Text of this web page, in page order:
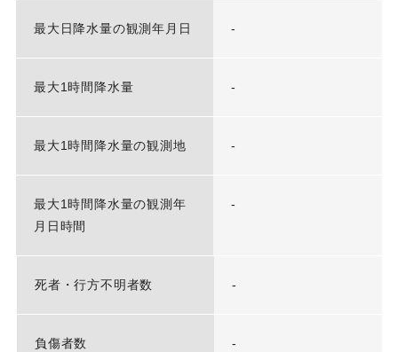
最大日降水量の観測年月日 -
最大1時間降水量 -
最大1時間降水量の観測地 -
最大1時間降水量の観測年
月日時間
-
死者・行方不明者数 -
負傷者数 -